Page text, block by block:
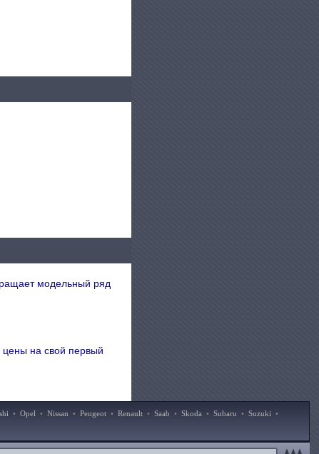
модельный ряд
на свой первый
• Opel • Nissan • Peugeot • Renault • Saab • Skoda • Subaru • Suzuki •